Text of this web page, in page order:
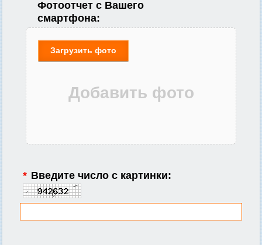
Фотоотчет с Вашего
смартфона:
Загрузить фото
* Введите число с картинки: